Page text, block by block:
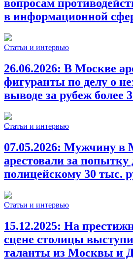
вопросам
в информационной
Статьи и интервью
26.06.2026: В Москве
фигуранты по делу о
выводе за рубеж более
Статьи и интервью
07.05.2026: Мужчину в
арестовали за попытку
полицейскому 30 тыс.
Статьи и интервью
15.12.2025: На
сцене столицы
таланты из Москвы и